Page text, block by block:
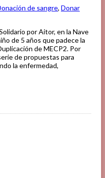
de sangre, Donar
por Aitor, en la Nave
de 5 años que padece la
de MECP2. Por
de propuestas para
la enfermedad,